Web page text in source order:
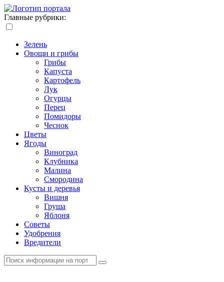
Главные рубрики:
Зелень
Овощи и грибы
Грибы
Капуста
Картофель
Лук
Огурцы
Перец
Помидоры
Чеснок
Цветы
Ягоды
Виноград
Клубника
Малина
Смородина
Кусты и деревья
Вишня
Груша
Яблоня
Советы
Удобрения
Вредители